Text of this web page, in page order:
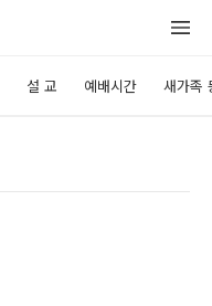
설 교 예배시간 새가족